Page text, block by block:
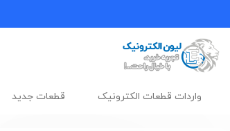
واردات قطعات الکترونیک قطعات جدید